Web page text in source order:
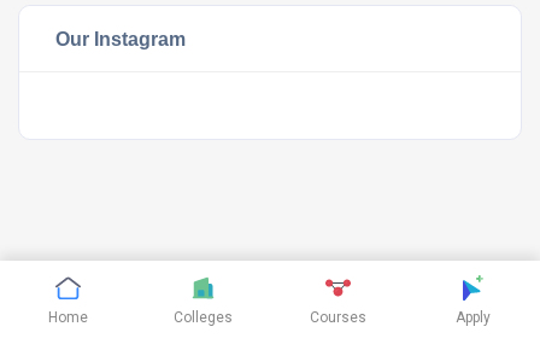
Our Instagram
CTHthemes 2019. All rights reserved.
Home Colleges Courses Apply